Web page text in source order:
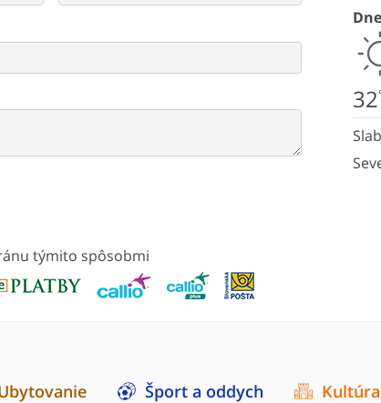
týmito spôsobmi
32
Šport a oddych